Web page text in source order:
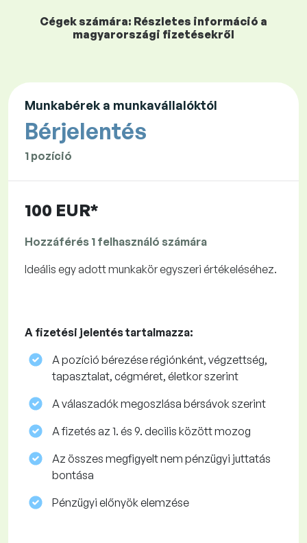
Cégek számára: Részletes információ a
magyarországi fizetésekről
Munkabérek a munkavállalóktól
Bérjelentés
1 pozíció
100 EUR*
Hozzáférés 1 felhasználó számára
Ideális egy adott munkakör egyszeri értékeléséhez.
A fizetési jelentés tartalmazza:
A pozíció bérezése régiónként, végzettség,
tapasztalat, cégméret, életkor szerint
A válaszadók megoszlása ​​bérsávok szerint
A fizetés az 1. és 9. decilis között mozog
Az összes megfigyelt nem pénzügyi juttatás
bontása
Pénzügyi előnyök elemzése